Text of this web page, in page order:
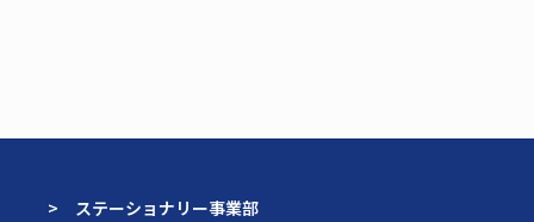
> ステーショナリー事業部